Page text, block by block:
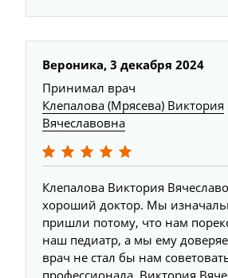
Вероника, 3 декабря 2024
Принимал врач
Клепалова (Мрясева) Виктория
Вячеславовна
Клепалова Виктория
хороший доктор. Мы
пришли потому, что нам
наш педиатр, а мы ему
врач не стал бы нам
профессионала. Виктория